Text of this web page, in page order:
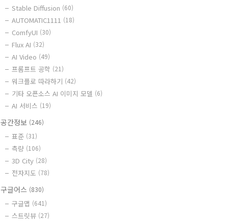
Stable Diffusion (60)
AUTOMATIC1111 (18)
ComfyUI (30)
Flux AI (32)
AI Video (49)
프롬프트 공학 (21)
워크플로 따라하기 (42)
기타 오픈소스 AI 이미지 모델 (6)
AI 서비스 (19)
공간정보 (246)
표준 (31)
측량 (106)
3D City (28)
전자지도 (78)
구글어스 (830)
구글맵 (641)
스트릿뷰 (27)